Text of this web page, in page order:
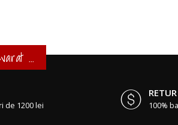
...
de 1200 lei 100%